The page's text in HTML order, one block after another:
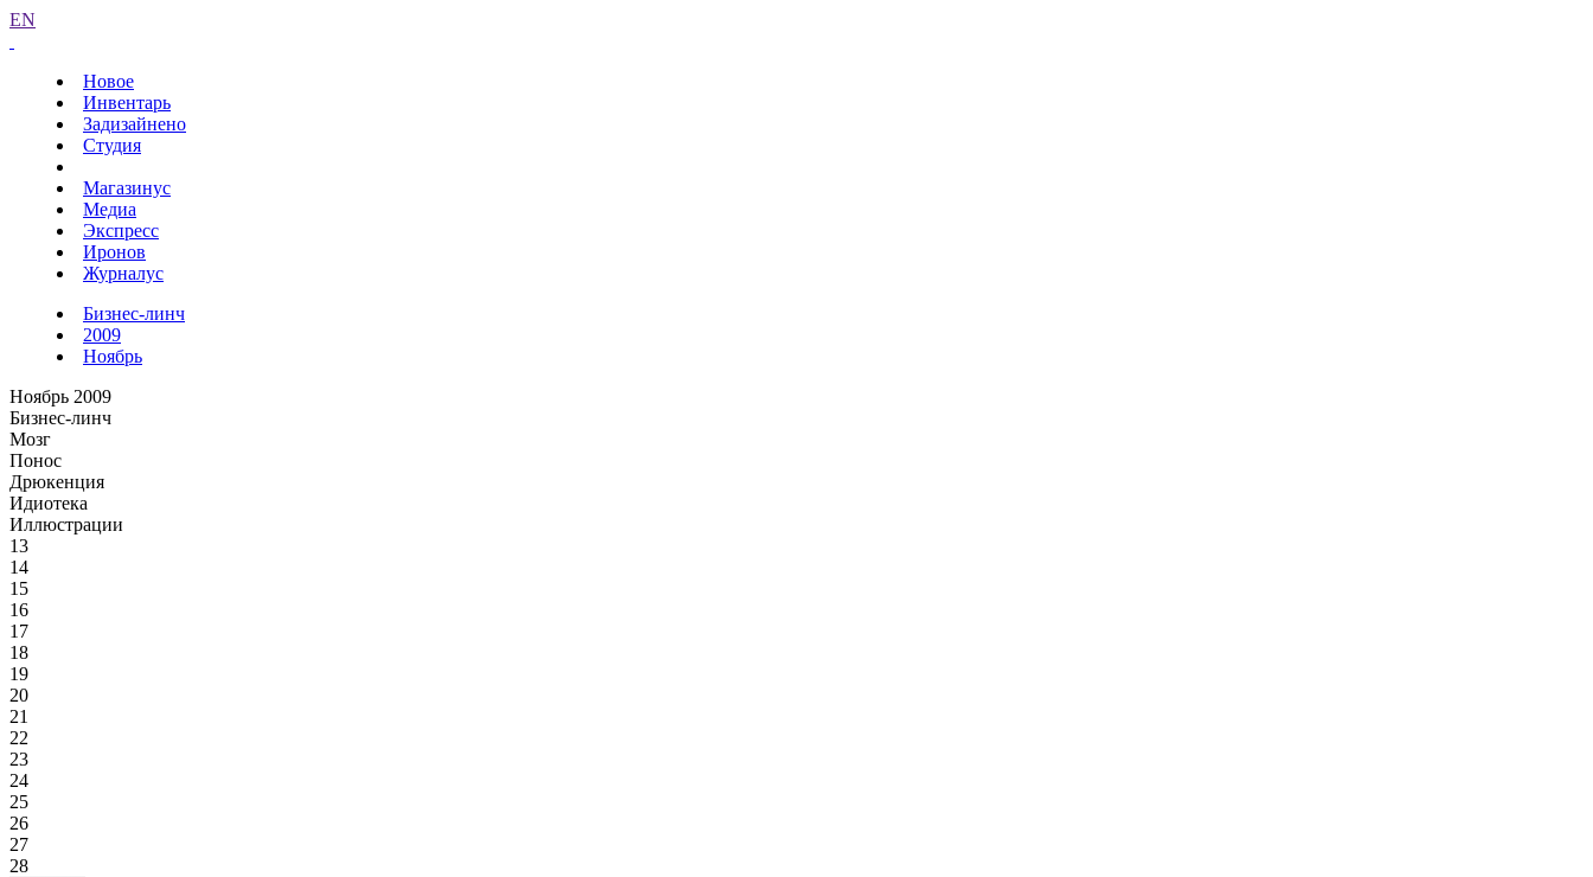
EN
Новое
Инвентарь
Задизайнено
Студия
Магазинус
Медиа
Экспресс
Иронов
Журналус
Бизнес-линч
2009
Ноябрь
Ноябрь 2009
Бизнес-линч
Мозг
Понос
Дрюкенция
Идиотека
Иллюстрации
13
14
15
16
17
18
19
20
21
22
23
24
25
26
27
28